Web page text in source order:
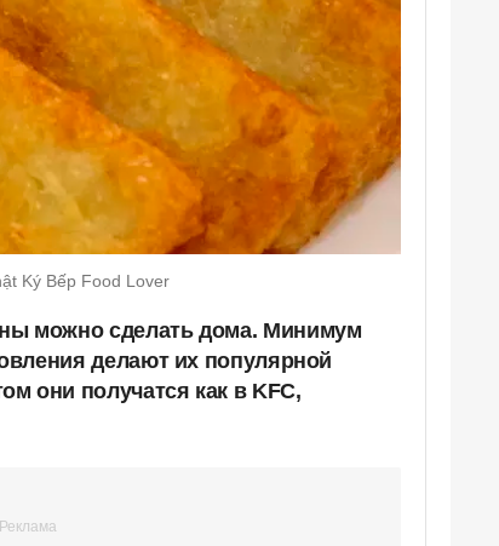
Ký Bếp Food Lover
можно сделать дома. Минимум
делают их популярной
они получатся как в KFC,